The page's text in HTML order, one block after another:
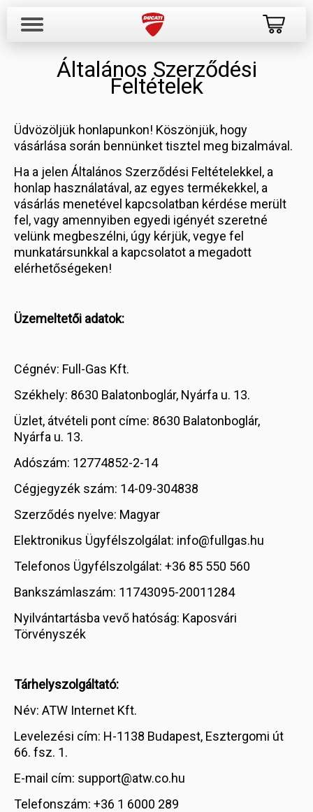
Általános Szerződési
Feltételek
Üdvözöljük honlapunkon! Köszönjük, hogy
vásárlása során bennünket tisztel meg bizalmával.
Ha a jelen Általános Szerződési Feltételekkel, a
honlap használatával, az egyes termékekkel, a
vásárlás menetével kapcsolatban kérdése merült
fel, vagy amennyiben egyedi igényét szeretné
velünk megbeszélni, úgy kérjük, vegye fel
munkatársunkkal a kapcsolatot a megadott
elérhetőségeken!
Üzemeltetői adatok:
Cégnév: Full-Gas Kft.
Székhely: 8630 Balatonboglár, Nyárfa u. 13.
Üzlet, átvételi pont címe: 8630 Balatonboglár,
Nyárfa u. 13.
Adószám: 12774852-2-14
Cégjegyzék szám: 14-09-304838
Szerződés nyelve: Magyar
Elektronikus Ügyfélszolgálat: info@fullgas.hu
Telefonos Ügyfélszolgálat: +36 85 550 560
Bankszámlaszám: 11743095-20011284
Nyilvántartásba vevő hatóság: Kaposvári
Törvényszék
Tárhelyszolgáltató:
Név: ATW Internet Kft.
Levelezési cím: H-1138 Budapest, Esztergomi út
66. fsz. 1.
E-mail cím: support@atw.co.hu
Telefonszám: +36 1 6000 289